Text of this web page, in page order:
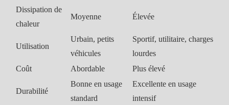
Dissipation de
chaleur
Moyenne Élevée
Utilisation
Urbain, petits
véhicules
Sportif, utilitaire, charges
lourdes
Coût
Abordable Plus élevé
Durabilité
Bonne en usage
standard
Excellente en usage
intensif